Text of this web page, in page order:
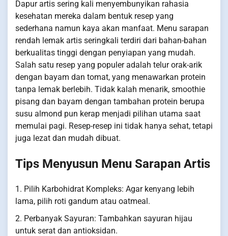
Dapur artis sering kali menyembunyikan rahasia
kesehatan mereka dalam bentuk resep yang
sederhana namun kaya akan manfaat. Menu sarapan
rendah lemak artis seringkali terdiri dari bahan-bahan
berkualitas tinggi dengan penyiapan yang mudah.
Salah satu resep yang populer adalah telur orak-arik
dengan bayam dan tomat, yang menawarkan protein
tanpa lemak berlebih. Tidak kalah menarik, smoothie
pisang dan bayam dengan tambahan protein berupa
susu almond pun kerap menjadi pilihan utama saat
memulai pagi. Resep-resep ini tidak hanya sehat, tetapi
juga lezat dan mudah dibuat.
Tips Menyusun Menu Sarapan Artis
1. Pilih Karbohidrat Kompleks: Agar kenyang lebih
lama, pilih roti gandum atau oatmeal.
2. Perbanyak Sayuran: Tambahkan sayuran hijau
untuk serat dan antioksidan.